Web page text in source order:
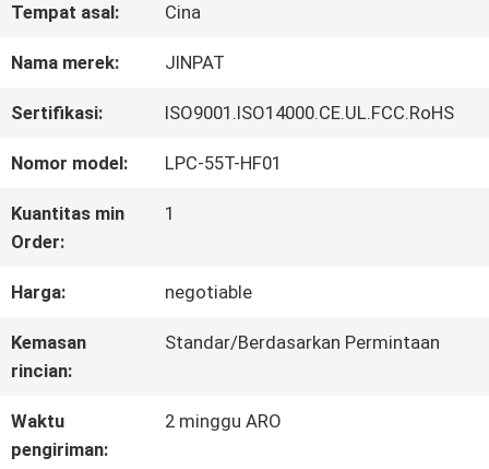
TENTANG
WISATA
PABRIK
KONTROL
KUALITAS
HUBUNGI
Tempat asal: Cina
Nama merek: JINPAT
Sertifikasi: ISO9001.ISO14000.CE.UL.FCC.RoHS
Nomor model: LPC-55T-HF01
Kuantitas min
Order:
1
Harga: negotiable
Kemasan
rincian:
Standar/Berdasarkan Permintaan
Waktu
pengiriman:
2 minggu ARO